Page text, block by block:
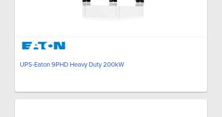
UPS-Eaton 9PHD Heavy Duty 200kW